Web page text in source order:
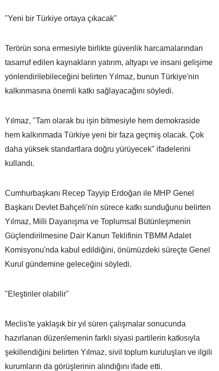
"Yeni bir Türkiye ortaya çıkacak"
Terörün sona ermesiyle birlikte güvenlik harcamalarından
tasarruf edilen kaynakların yatırım, altyapı ve insani gelişime
yönlendirilebileceğini belirten Yılmaz, bunun Türkiye'nin
kalkınmasına önemli katkı sağlayacağını söyledi.
Yılmaz, "Tam olarak bu işin bitmesiyle hem demokraside
hem kalkınmada Türkiye yeni bir faza geçmiş olacak. Çok
daha yüksek standartlara doğru yürüyecek" ifadelerini
kullandı.
Cumhurbaşkanı Recep Tayyip Erdoğan ile MHP Genel
Başkanı Devlet Bahçeli'nin sürece katkı sunduğunu belirten
Yılmaz, Milli Dayanışma ve Toplumsal Bütünleşmenin
Güçlendirilmesine Dair Kanun Teklifinin TBMM Adalet
Komisyonu'nda kabul edildiğini, önümüzdeki süreçte Genel
Kurul gündemine geleceğini söyledi.
"Eleştiriler olabilir"
Meclis'te yaklaşık bir yıl süren çalışmalar sonucunda
hazırlanan düzenlemenin farklı siyasi partilerin katkısıyla
şekillendiğini belirten Yılmaz, sivil toplum kuruluşları ve ilgili
kurumların da görüşlerinin alındığını ifade etti.